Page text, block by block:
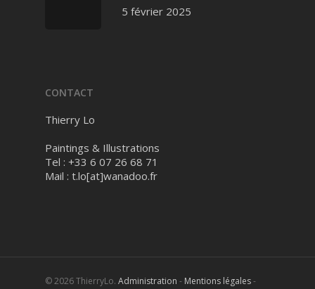
5 février 2025
CONTACT
Thierry Lo
Paintings & Illustrations
Tel : +33 6 07 26 68 71
Mail : t.lo[at]wanadoo.fr
© 2026 ThierryLo. Administration - Mentions légales-